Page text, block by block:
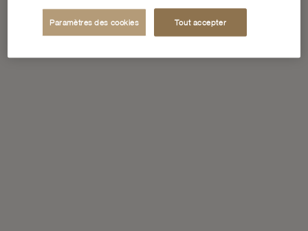
Paramètres des cookies Tout accepter